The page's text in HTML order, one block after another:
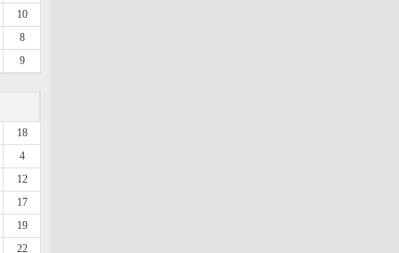
10
8
9
18
4
12
17
19
22